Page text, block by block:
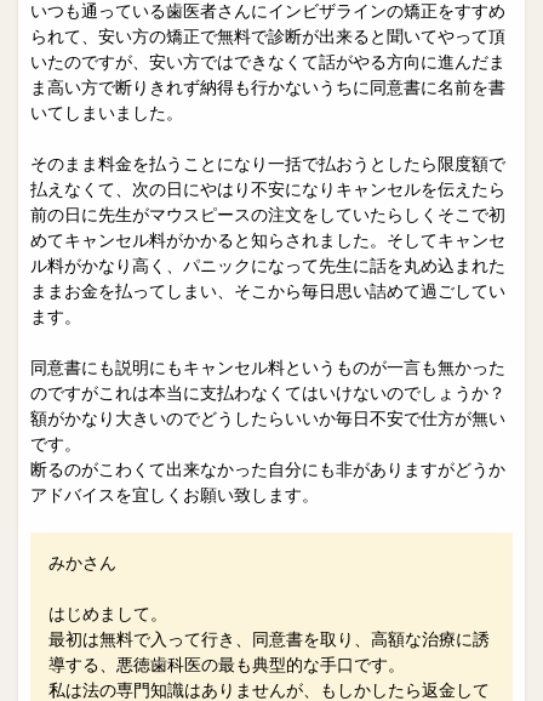
いつも通っている歯医者さんにインビザラインの矯正をすすめ
られて、安い方の矯正で無料で診断が出来ると聞いてやって頂
いたのですが、安い方ではできなくて話がやる方向に進んだま
ま高い方で断りきれず納得も行かないうちに同意書に名前を書
いてしまいました。
そのまま料金を払うことになり一括で払おうとしたら限度額で
払えなくて、次の日にやはり不安になりキャンセルを伝えたら
前の日に先生がマウスピースの注文をしていたらしくそこで初
めてキャンセル料がかかると知らされました。そしてキャンセ
ル料がかなり高く、パニックになって先生に話を丸め込まれた
ままお金を払ってしまい、そこから毎日思い詰めて過ごしてい
ます。
同意書にも説明にもキャンセル料というものが一言も無かった
のですがこれは本当に支払わなくてはいけないのでしょうか？
額がかなり大きいのでどうしたらいいか毎日不安で仕方が無い
です。
断るのがこわくて出来なかった自分にも非がありますがどうか
アドバイスを宜しくお願い致します。
みかさん
はじめまして。
最初は無料で入って行き、同意書を取り、高額な治療に誘
導する、悪徳歯科医の最も典型的な手口です。
私は法の専門知識はありませんが、もしかしたら返金して